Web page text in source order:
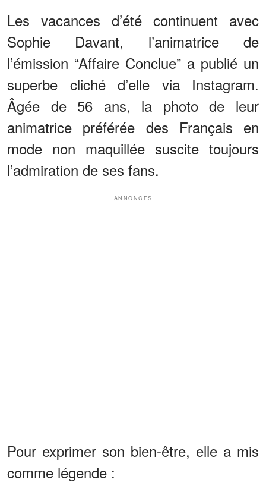
Les vacances d’été continuent avec
Sophie Davant, l’animatrice de
l’émission “Affaire Conclue” a publié un
superbe cliché d’elle via Instagram.
Âgée de 56 ans, la photo de leur
animatrice préférée des Français en
mode non maquillée suscite toujours
l’admiration de ses fans.
ANNONCES
Pour exprimer son bien-être, elle a mis
comme légende :